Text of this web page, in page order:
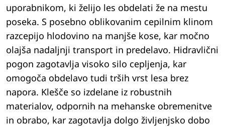
uporabnikom, ki želijo les obdelati že na mestu
poseka. S posebno oblikovanim cepilnim klinom
razcepijo hlodovino na manjše kose, kar močno
olajša nadaljnji transport in predelavo. Hidravlični
pogon zagotavlja visoko silo cepljenja, kar
omogoča obdelavo tudi trših vrst lesa brez
napora. Klešče so izdelane iz robustnih
materialov, odpornih na mehanske obremenitve
in obrabo, kar zagotavlja dolgo življenjsko dobo